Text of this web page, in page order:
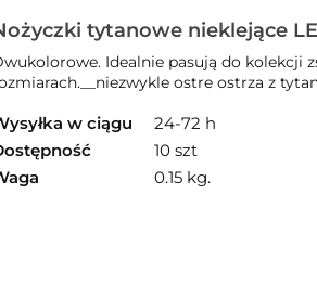
tytanowe nieklejące
54206095
Idealnie pasują do kolekcji
ostre ostrza z
w ciągu
24-72 h
10 szt
0.15 kg.